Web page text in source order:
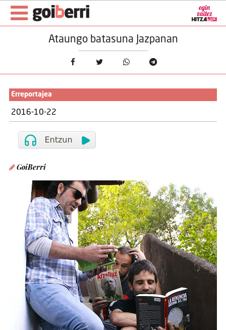
Ataungo batasuna Jazpanan
Erreportajea
2016-10-22
GoiBerri